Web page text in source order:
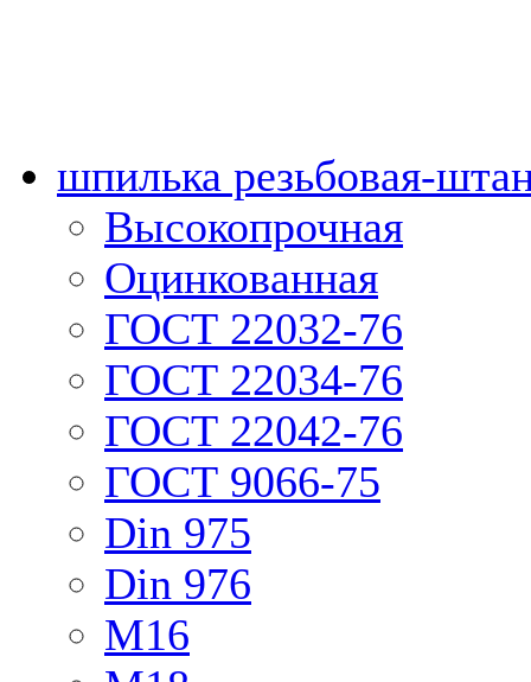
шпилька резьбовая-
Высокопрочная
Оцинкованная
ГОСТ 22032-76
ГОСТ 22034-76
ГОСТ 22042-76
ГОСТ 9066-75
Din 975
Din 976
М16